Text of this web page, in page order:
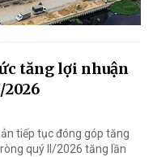
tăng lợi nhuận
tiếp tục đóng góp tăng
quý II/2026 tăng lần